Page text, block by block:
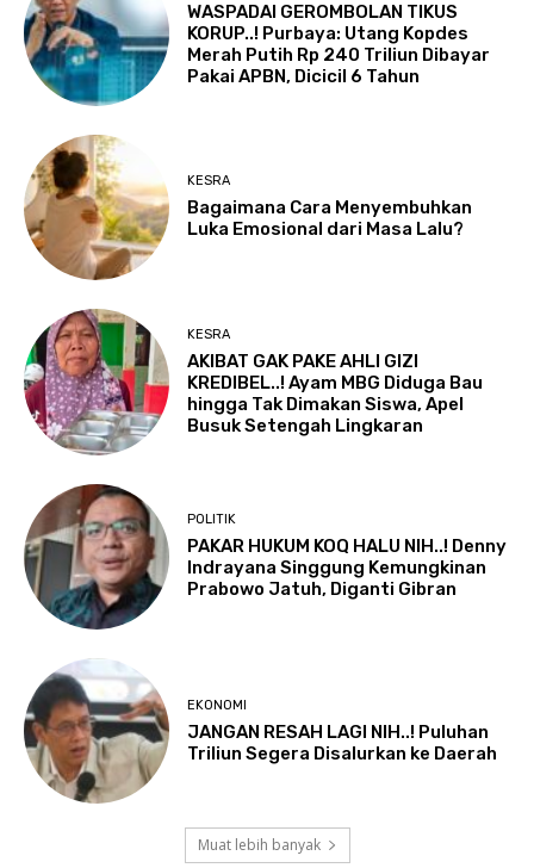
WASPADAI GEROMBOLAN TIKUS
KORUP..! Purbaya: Utang Kopdes
Merah Putih Rp 240 Triliun Dibayar
Pakai APBN, Dicicil 6 Tahun
KESRA
Bagaimana Cara Menyembuhkan
Luka Emosional dari Masa Lalu?
KESRA
AKIBAT GAK PAKE AHLI GIZI
KREDIBEL..! Ayam MBG Diduga Bau
hingga Tak Dimakan Siswa, Apel
Busuk Setengah Lingkaran
POLITIK
PAKAR HUKUM KOQ HALU NIH..! Denny
Indrayana Singgung Kemungkinan
Prabowo Jatuh, Diganti Gibran
EKONOMI
JANGAN RESAH LAGI NIH..! Puluhan
Triliun Segera Disalurkan ke Daerah
Muat lebih banyak